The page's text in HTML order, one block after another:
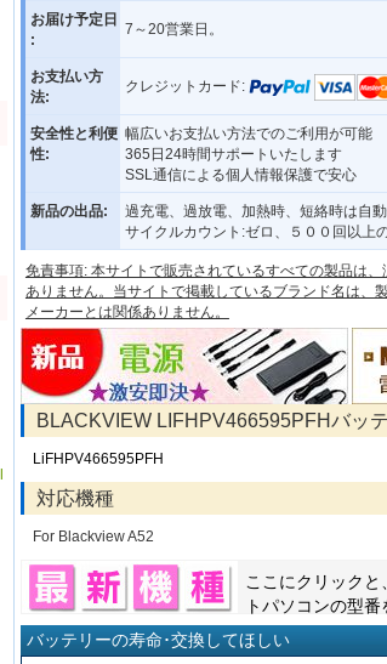
お届け予定日
:
7～20営業日。
お支払い方
法:
クレジットカード:
安全性と利便
性:
幅広いお支払い方法でのご利用が可能
365日24時間サポートいたします
SSL通信による個人情報保護で安心
新品の出品:
過充電、過放電、加熱時、短絡時は自
サイクルカウント:ゼロ、５００回以上
免責事項: 本サイトで販売されているすべての製品は
ありません。当サイトで掲載しているブランド名は、
メーカーとは関係ありません。
BLACKVIEW LIFHPV466595PFHバッ
LiFHPV466595PFH
対応機種
For Blackview A52
ここにクリックと
トパソコンの型番
バッテリーの寿命･交換してほしい